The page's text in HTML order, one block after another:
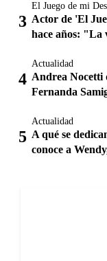
El Juego de mi
Actor de 'El
hace años: "La
Actualidad
Andrea Nocetti
Fernanda
Actualidad
A qué se
conoce a